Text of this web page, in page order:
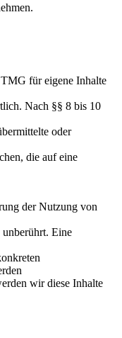
für eigene Inhalte
Nach §§ 8 bis 10
oder
die auf eine
der Nutzung von
unberührt. Eine
wir diese Inhalte